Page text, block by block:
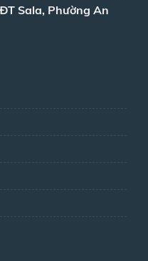
Sala, Phường An